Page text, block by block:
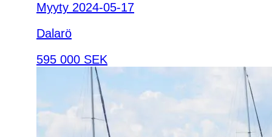
Myyty 2024-05-17
Dalarö
595 000 SEK